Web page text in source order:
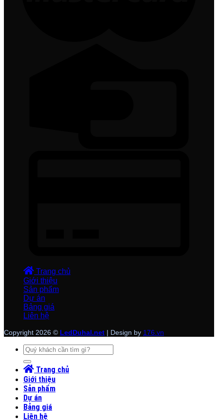
Trang chủ
Giới thiệu
Sản phẩm
Dự án
Bảng giá
Liên hệ
Copyright 2026 © LedDuhal.net | Design by 176.vn
Tìm
kiếm:
Trang chủ
Giới thiệu
Sản phẩm
Dự án
Bảng giá
Liên hệ